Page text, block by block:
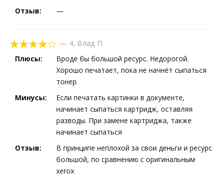
Отзыв:
—
— 4, Влад П.
Плюсы:
Вроде бы большой ресурс. Недорогой.
Хорошо печатает, пока не начнёт сыпаться
тонер
Минусы:
Если печатать картинки в документе,
начинает сыпаться картридж, оставляя
разводы. При замене картриджа, также
начинает сыпаться
Отзыв:
В принципе неплохой за свои деньги и ресурс
большой, по сравнению с оригинальным
xerox